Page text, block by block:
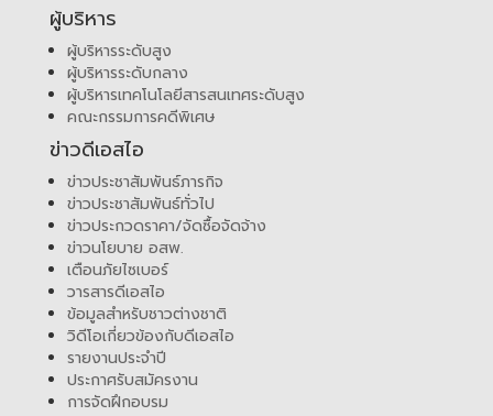
ผู้บริหาร
ผู้บริหารระดับสูง
ผู้บริหารระดับกลาง
ผู้บริหารเทคโนโลยีสารสนเทศระดับสูง
คณะกรรมการคดีพิเศษ
ข่าวดีเอสไอ
ข่าวประชาสัมพันธ์ภารกิจ
ข่าวประชาสัมพันธ์ทั่วไป
ข่าวประกวดราคา/จัดซื้อจัดจ้าง
ข่าวนโยบาย อสพ.
เตือนภัยไซเบอร์
วารสารดีเอสไอ
ข้อมูลสำหรับชาวต่างชาติ
วิดีโอเกี่ยวข้องกับดีเอสไอ
รายงานประจำปี
ประกาศรับสมัครงาน
การจัดฝึกอบรม